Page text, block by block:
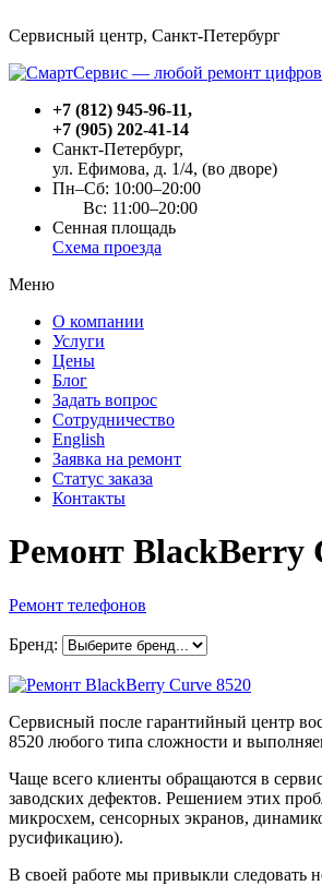
Сервисный центр, Cанкт-Петербург
+7 (812) 945-96-11,
+7 (905) 202-41-14
Санкт-Петербург,
ул. Ефимова, д. 1/4, (во дворе)
Пн–Сб: 10:00–20:00
Вс: 11:00–20:00
Сенная площадь
Схема проезда
Меню
О компании
Услуги
Цены
Блог
Задать вопрос
Сотрудничество
English
Заявка на ремонт
Статус заказа
Контакты
Ремонт BlackBerry
Ремонт телефонов
Бренд:
Сервисный после гарантийный центр
8520 любого типа сложности и
Чаще всего клиенты обращаются в
заводских дефектов. Решением этих
микросхем, сенсорных экранов,
русификацию).
В своей работе мы привыкли следовать